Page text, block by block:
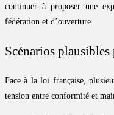
continuer à proposer une
fédération et d’ouverture.
Scénarios
Face à la loi française,
tension entre conformité et